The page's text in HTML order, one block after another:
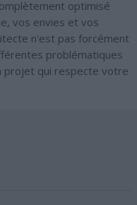
optimisé
vos envies et vos
n'est pas forcément
problématiques
projet qui respecte votre